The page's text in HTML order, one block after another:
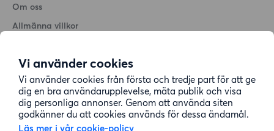
Vi använder cookies
Vi använder cookies från första och tredje part för att ge
dig en bra användarupplevelse, mäta publik och visa
dig personliga annonser. Genom att använda siten
godkänner du att cookies används för dessa ändamål.
Läs mer i vår cookie-policy
Om oss
Allmänna villkor
Cookiepolicy
Sitemap
Kundtjänst